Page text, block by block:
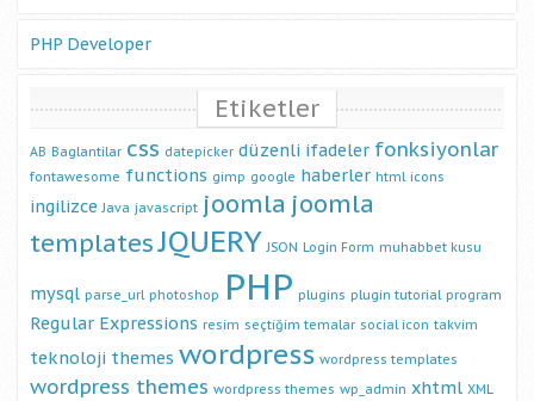
PHP Developer
Etiketler
AB Baglantilar css datepicker düzenli ifadeler fonksiyonlar
fontawesome functions gimp google haberler html icons
ingilizce Java javascript joomla joomla
templatesJQUERY JSON Login Form muhabbet kusu
mysql parse_url photoshop PHP plugins plugin tutorial program
Regular Expressions resim seçtiğim temalar social icon takvim
teknoloji themes wordpress wordpress templates
wordpress themes wordpress themes wp_admin xhtml XML